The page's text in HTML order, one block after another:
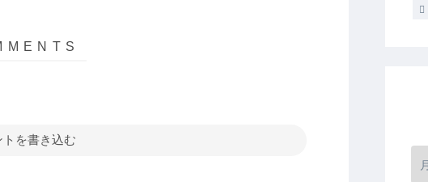
を書き込む